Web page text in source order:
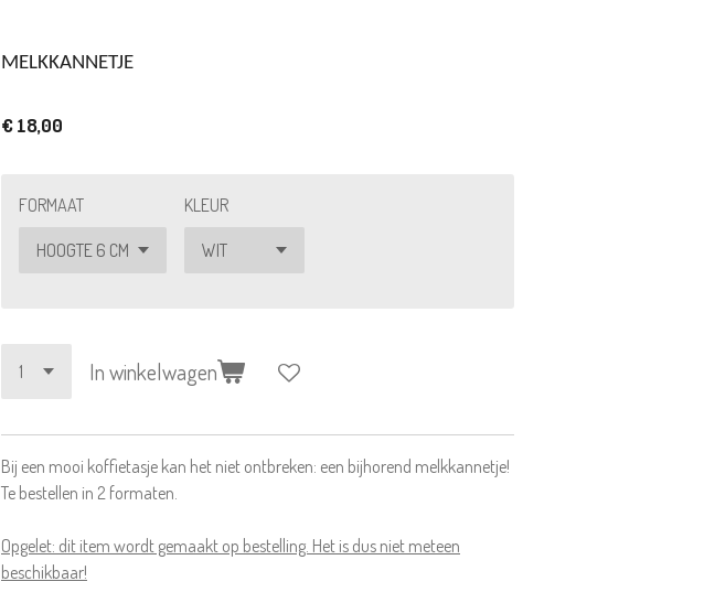
MELKKANNETJE
€ 18,00
FORMAAT KLEUR
In winkelwagen
Bij een mooi koffietasje kan het niet ontbreken: een bijhorend melkkannetje!
Te bestellen in 2 formaten.
Opgelet: dit item wordt gemaakt op bestelling. Het is dus niet meteen
beschikbaar!